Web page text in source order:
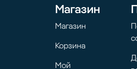
Магазин
Магазин
Корзина
Мой